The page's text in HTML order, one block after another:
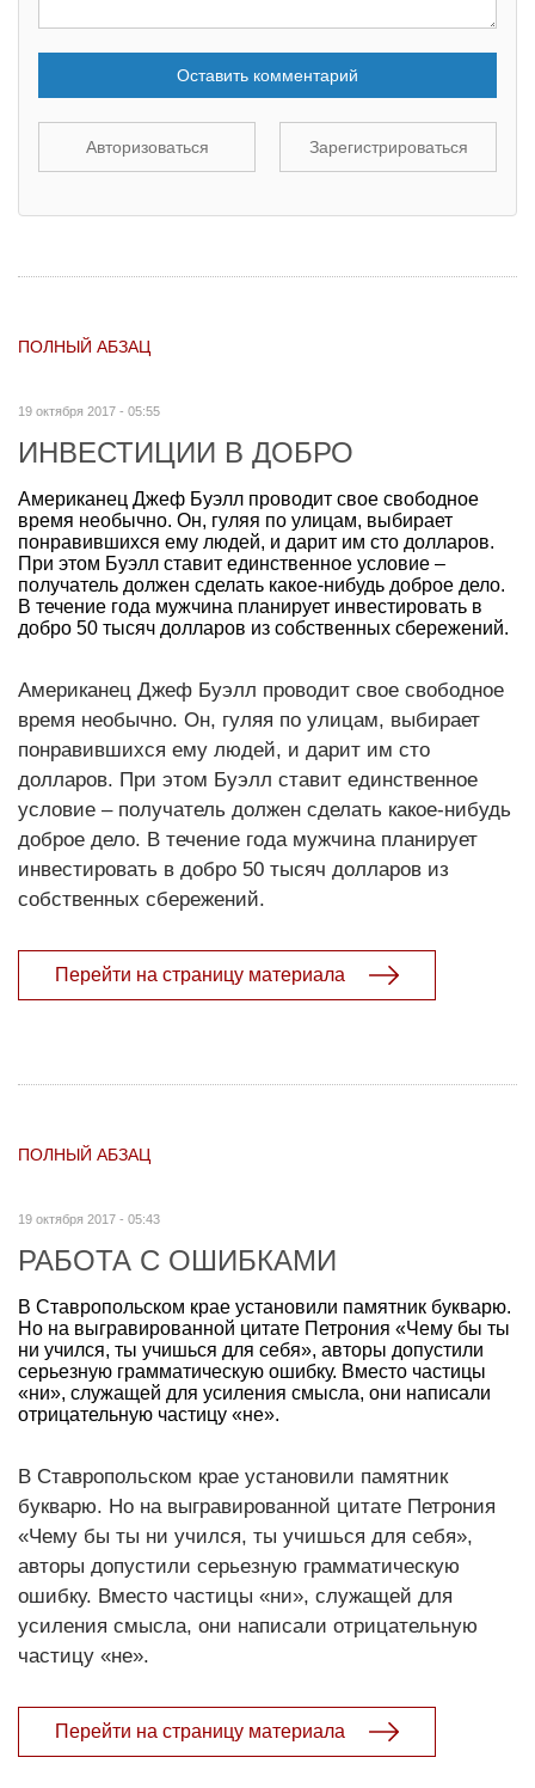
Оставить комментарий
Авторизоваться Зарегистрироваться
ПОЛНЫЙ АБЗАЦ
19 октября 2017 - 05:55
ИНВЕСТИЦИИ В ДОБРО
Американец Джеф Буэлл проводит свое свободное
время необычно. Он, гуляя по улицам, выбирает
понравившихся ему людей, и дарит им сто долларов.
При этом Буэлл ставит единственное условие –
получатель должен сделать какое-нибудь доброе дело.
В течение года мужчина планирует инвестировать в
добро 50 тысяч долларов из собственных сбережений.
Американец Джеф Буэлл проводит свое свободное
время необычно. Он, гуляя по улицам, выбирает
понравившихся ему людей, и дарит им сто
долларов. При этом Буэлл ставит единственное
условие – получатель должен сделать какое-нибудь
доброе дело. В течение года мужчина планирует
инвестировать в добро 50 тысяч долларов из
собственных сбережений.
Перейти на страницу материала
ПОЛНЫЙ АБЗАЦ
19 октября 2017 - 05:43
РАБОТА С ОШИБКАМИ
В Ставропольском крае установили памятник букварю.
Но на выгравированной цитате Петрония «Чему бы ты
ни учился, ты учишься для себя», авторы допустили
серьезную грамматическую ошибку. Вместо частицы
«ни», служащей для усиления смысла, они написали
отрицательную частицу «не».
В Ставропольском крае установили памятник
букварю. Но на выгравированной цитате Петрония
«Чему бы ты ни учился, ты учишься для себя»,
авторы допустили серьезную грамматическую
ошибку. Вместо частицы «ни», служащей для
усиления смысла, они написали отрицательную
частицу «не».
Перейти на страницу материала